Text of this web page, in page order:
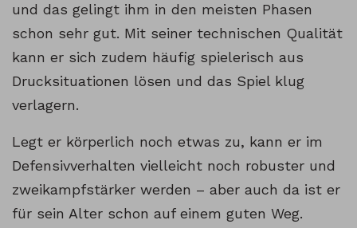
und das gelingt ihm in den meisten Phasen
schon sehr gut. Mit seiner technischen Qualität
kann er sich zudem häufig spielerisch aus
Drucksituationen lösen und das Spiel klug
verlagern.
Legt er körperlich noch etwas zu, kann er im
Defensivverhalten vielleicht noch robuster und
zweikampfstärker werden – aber auch da ist er
für sein Alter schon auf einem guten Weg.